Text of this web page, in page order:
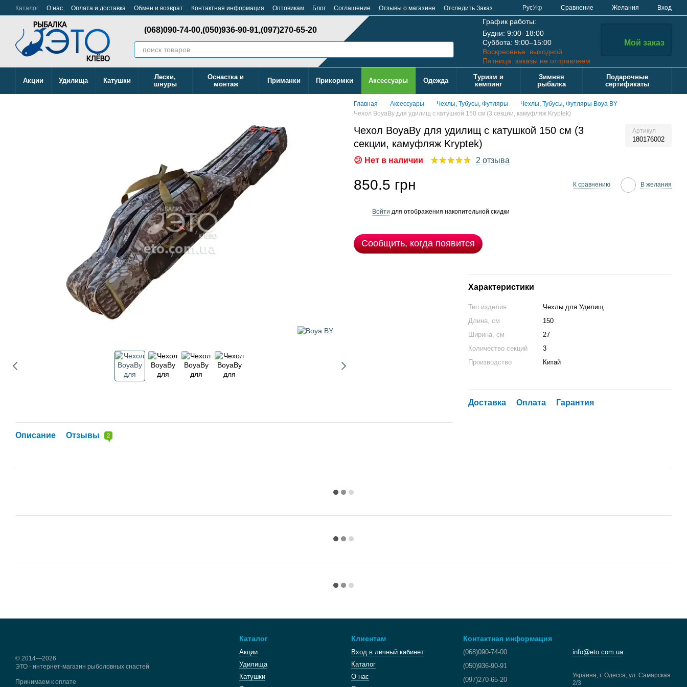
Перейти к основному контенту
Каталог О нас Оплата и доставка Обмен и возврат Контактная информация Оптовикам Блог Cоглашение Отзывы о магазине Отследить Заказ РусУкр Сравнение Желания Вход
(068)090-74-00,(050)936-90-91,(097)270-65-20
График работы:
Будни: 9:00–18:00
Суббота: 9:00–15:00
Воскресенье: выходной
Пятница: заказы не отправляем
Мой заказ
Акции Удилища Катушки
Лески,
шнуры
Оснастка и
монтаж
Приманки Прикормки Аксессуары Одежда
Туризм и
кемпинг
Зимняя
рыбалка
Подарочные
сертификаты
Главная Аксессуары Чехлы, Тубусы, Футляры
Чехлы, Тубусы, Футляры Boya BY
Чехол BoyaBy для удилищ с катушкой 150 см (3 секции, камуфляж Kryptek)
Чехол BoyaBy для удилищ с катушкой 150 см (3
секции, камуфляж Kryptek)
Артикул
180176002
Нет в наличии 2 отзыва
850.5 грн К сравнению В желания
Войти для отображения накопительной скидки
Сообщить, когда появится
Характеристики
Тип изделия
Чехлы для Удилищ
Длина, см
150
Ширина, см
27
Количество секций
3
Производство
Китай
Доставка Оплата Гарантия
Описание Отзывы 2
© 2014—2026
ЭТО - интернет-магазин рыболовных снастей
Принимаем к оплате
Каталог
Акции
Удилища
Катушки
Клиентам
Вход в личный кабинет
Каталог
О нас
Контактная информация
(068)090-74-00
(050)936-90-91
(097)270-65-20
info@eto.com.ua
Украина, г. Одесса, ул. Самарская
2/3